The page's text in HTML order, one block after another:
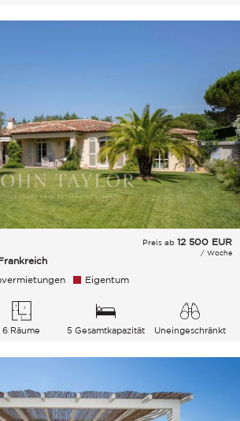
Preis ab 12 500 EUR
/ Woche
Eigentum
6 Räume 5 Gesamtkapazität
Uneingeschränkt